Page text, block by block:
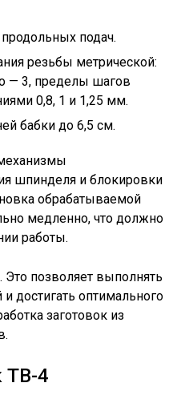
продольных подач.
резьбы метрической:
— 3, пределы шагов
0,8, 1 и 1,25 мм.
бабки до 6,5 см.
шпинделя и блокировки
обрабатываемой
медленно, что должно
работы.
Это позволяет выполнять
достигать оптимального
заготовок из
ТВ-4